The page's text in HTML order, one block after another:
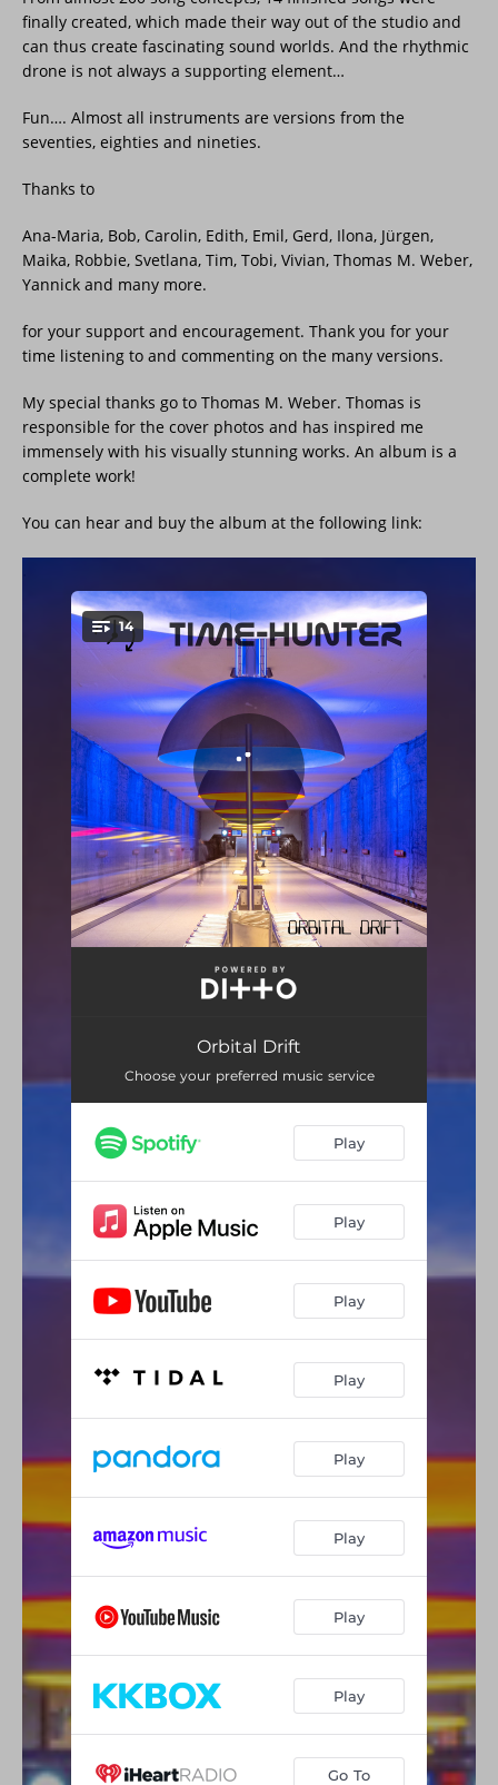
finally created, which made their way out of the studio and
can thus create fascinating sound worlds. And the rhythmic
drone is not always a supporting element…
Fun…. Almost all instruments are versions from the
seventies, eighties and nineties.
Thanks to
Ana-Maria, Bob, Carolin, Edith, Emil, Gerd, Ilona, Jürgen,
Maika, Robbie, Svetlana, Tim, Tobi, Vivian, Thomas M. Weber,
Yannick and many more.
for your support and encouragement. Thank you for your
time listening to and commenting on the many versions.
My special thanks go to Thomas M. Weber. Thomas is
responsible for the cover photos and has inspired me
immensely with his visually stunning works. An album is a
complete work!
You can hear and buy the album at the following link: